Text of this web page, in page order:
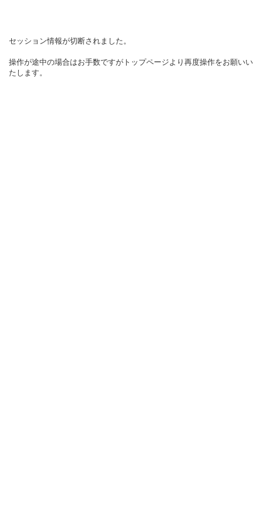
セッション情報が切断されました。
操作が途中の場合はお手数ですがトップページより再度操作をお願いい
たします。